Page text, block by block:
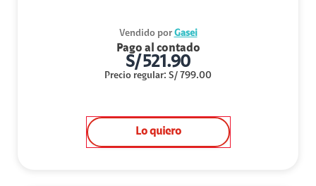
Vendido por Gasei
Pago al contado
S/521.90
Precio regular: S/ 799.00
Lo quiero